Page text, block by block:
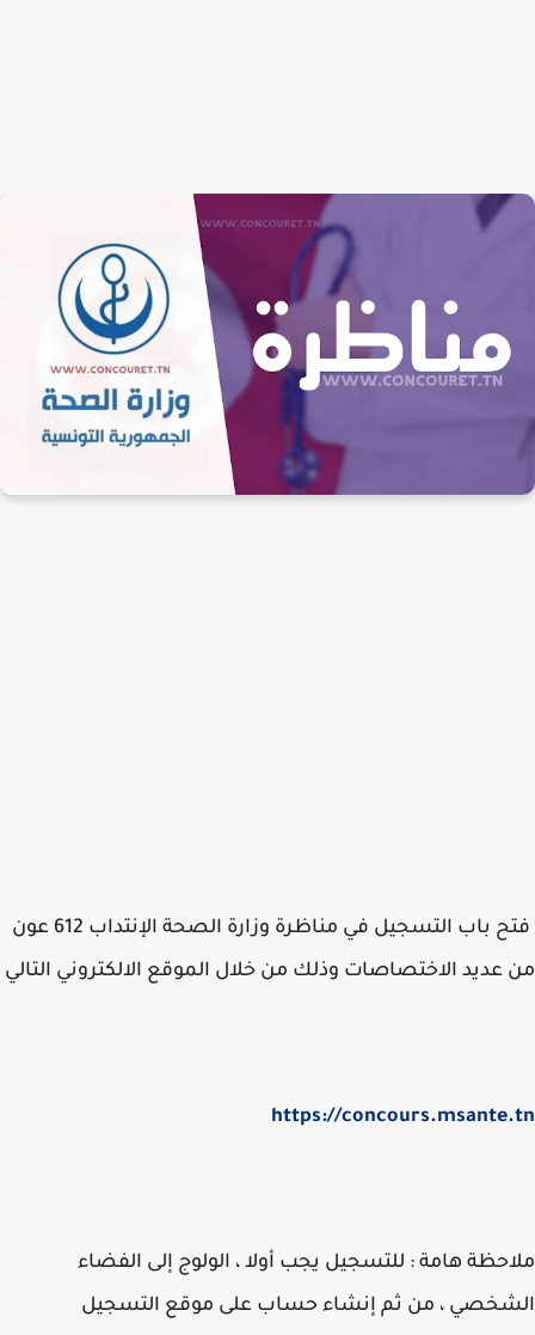
فتح باب التسجيل في مناظرة وزارة الصحة الإنتداب 612 عون
عديد الاختصاصات وذلك من خلال الموقع الالكتروني التالي
https://
هامة : للتسجيل يجب أولا ، الولوج إلى الفضاء
، من ثم إنشاء حساب على موقع التسجيل